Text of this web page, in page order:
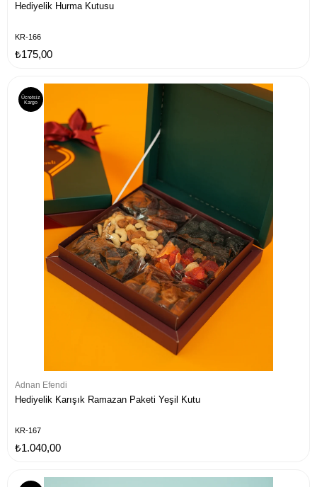
Hediyelik Hurma Kutusu
KR-166
₺175,00
Adnan Efendi
Hediyelik Karışık Ramazan Paketi Yeşil Kutu
KR-167
₺1.040,00
Ücretsiz
Kargo